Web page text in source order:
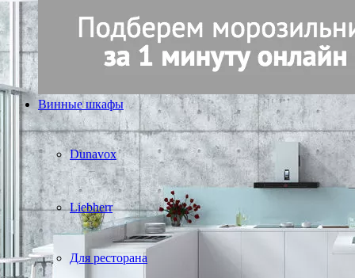
Винные шкафы
Dunavox
Liebherr
Для ресторана